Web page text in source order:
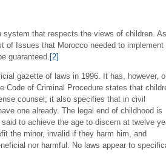
that respects the views of children. As
of Issues that Morocco needed to implement
guaranteed. [2]
gazette of laws in 1996. It has, however,
of Criminal Procedure states that
counsel; it also specifies that in civil
one already. The legal end of childhood is
to achieve the age to discern at twelve
the minor, invalid if they harm him, and
nor harmful. No laws appear to